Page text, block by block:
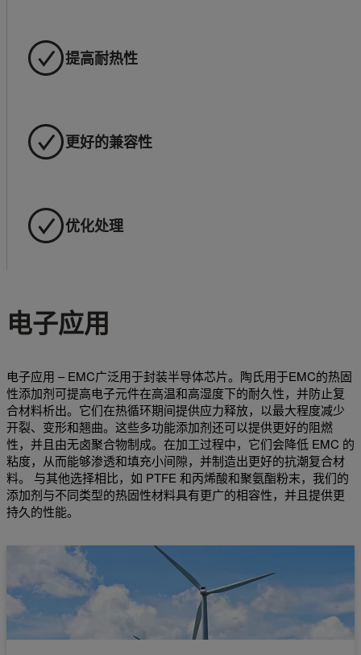
提高耐热性
更好的兼容性
优化处理
电子应用
电子应用 – EMC广泛用于封装半导体芯片。陶氏用于EMC的热固
性添加剂可提高电子元件在高温和高湿度下的耐久性，并防止复
合材料析出。它们在热循环期间提供应力释放，以最大程度减少
开裂、变形和翘曲。这些多功能添加剂还可以提供更好的阻燃
性，并且由无卤聚合物制成。在加工过程中，它们会降低 EMC 的
粘度，从而能够渗透和填充小间隙，并制造出更好的抗潮复合材
料。 与其他选择相比，如 PTFE 和丙烯酸和聚氨酯粉末，我们的
添加剂与不同类型的热固性材料具有更广的相容性，并且提供更
持久的性能。